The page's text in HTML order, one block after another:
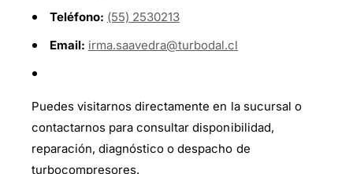
Teléfono: (55) 2530213
Email: irma.saavedra@turbodal.cl
Puedes visitarnos directamente en la sucursal o
contactarnos para consultar disponibilidad,
reparación, diagnóstico o despacho de
turbocompresores.